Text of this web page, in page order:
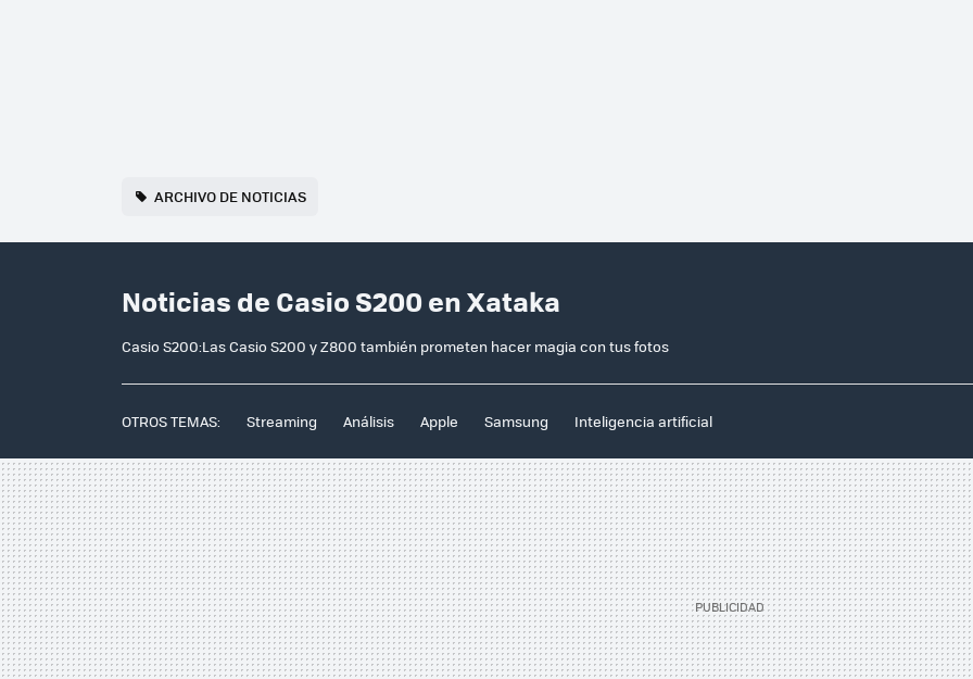
ARCHIVO DE NOTICIAS
Noticias de Casio S200 en Xataka
Casio S200:Las Casio S200 y Z800 también prometen hacer magia con tus fotos
OTROS TEMAS: Streaming Análisis Apple Samsung Inteligencia artificial